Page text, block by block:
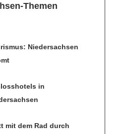
Themen
Niedersachsen
in
mit dem Rad durch